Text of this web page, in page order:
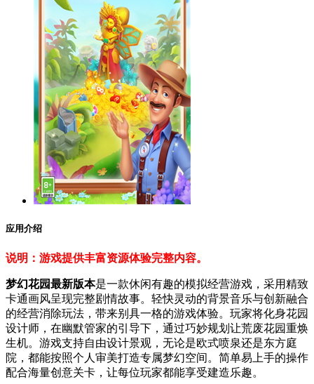
应用介绍
说明：游戏提供丰富资源体验完整内容。
梦幻花园最新版本是一款休闲有趣的模拟经营游戏，采用精致
卡通画风呈现完整剧情故事。轻快灵动的背景音乐与创新融合
的经营消除玩法，带来别具一格的游戏体验。玩家将化身花园
设计师，在幽默管家的引导下，通过巧妙规划让荒废花园重焕
生机。游戏支持自由设计景观，无论是欧式喷泉还是东方庭
院，都能按照个人审美打造专属梦幻空间。简单易上手的操作
配合海量创意关卡，让每位玩家都能享受建造乐趣。